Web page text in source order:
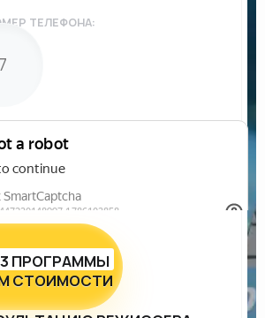
ТЕЛЕФОНА:
3 ПРОГРАММЫ
СТОИМОСТИ